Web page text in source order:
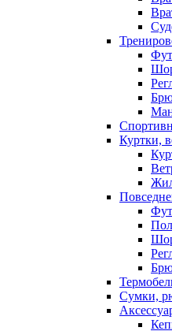
Куртки,
Сумки,